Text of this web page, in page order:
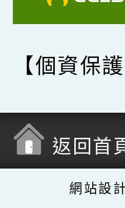
【個資保
返回首
網站設